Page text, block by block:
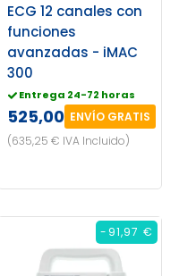
ECG 12 canales con
funciones
avanzadas - iMAC
300
Entrega 24-72 horas
525,00 €ENVÍO GRATIS
(635,25 € IVA Incluido)
-91,97 €